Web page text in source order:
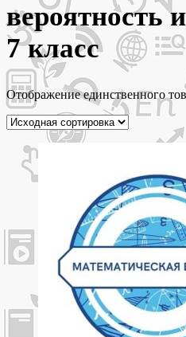
вероятность
7 класс
Отображение единственного